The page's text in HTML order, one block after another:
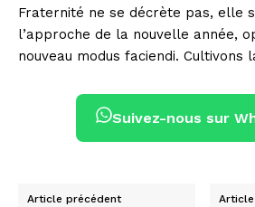
Fraternité ne se décrète pas, elle
l’approche de la nouvelle année,
nouveau modus faciendi. Cultivons
Suivez-nous sur
Article précédent